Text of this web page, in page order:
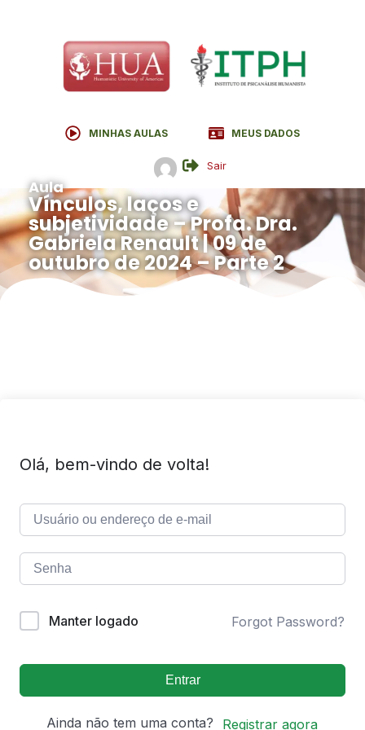
MINHAS AULAS MEUS DADOS
Sair
Aula
Vínculos, laços e
subjetividade – Profa. Dra.
Gabriela Renault | 09 de
outubro de 2024 – Parte 2
Olá, bem-vindo de volta!
Manter logado Forgot Password?
Entrar
Ainda não tem uma conta? Registrar agora